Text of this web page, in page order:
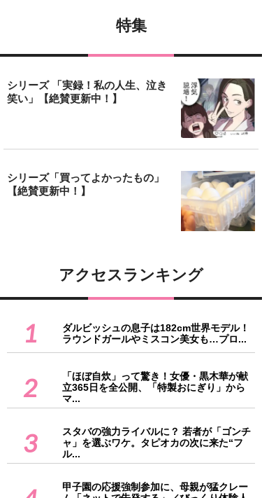
特集
シリーズ 「実録！私の人生、泣き
笑い」【絶賛更新中！】
シリーズ「買ってよかったもの」
【絶賛更新中！】
アクセスランキング
1
ダルビッシュの息子は182cm世界モデル！
ラウンドガールやミスコン美女も…プロ...
2
「ほぼ自炊」って驚き！女優・黒木華が献
立365日を全公開、「特製おにぎり」から
マ...
3
スタバの強力ライバルに？ 若者が「ゴンチ
ャ」を選ぶワケ。タピオカの次に来た“フ
ル...
甲子園の応援強制参加に、母親が猛クレー